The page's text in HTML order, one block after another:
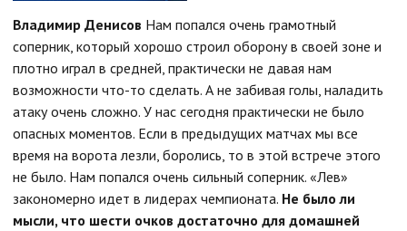
Владимир Денисов Нам попался очень грамотный
соперник, который хорошо строил оборону в своей зоне и
плотно играл в средней, практически не давая нам
возможности что-то сделать. А не забивая голы, наладить
атаку очень сложно. У нас сегодня практически не было
опасных моментов. Если в предыдущих матчах мы все
время на ворота лезли, боролись, то в этой встрече этого
не было. Нам попался очень сильный соперник. «Лев»
закономерно идет в лидерах чемпионата. Не было ли
мысли, что шести очков достаточно для домашней